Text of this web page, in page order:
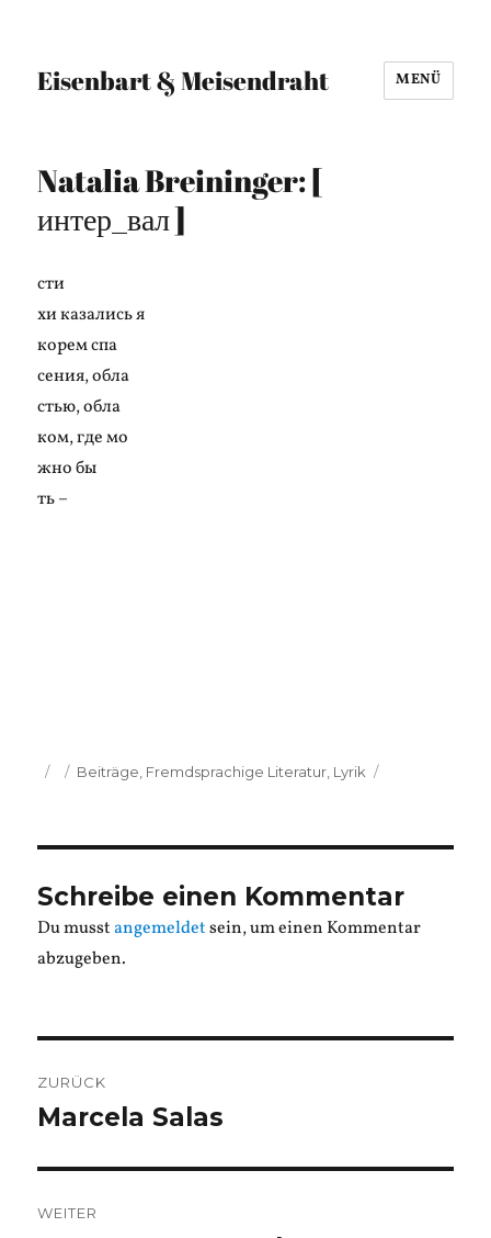
Eisenbart & Meisendraht MENÜ
Natalia Breininger: [
интер_вал ]
cти
хи казались я
корем спа
сения, обла
стью, обла
ком, где мо
жно бы
ть –
Veröffentlicht
Kategorien
Beiträge Fremdsprachige Literatur Lyrik
Schreibe einen Kommentar
Du musstangemeldetsein, um einen Kommentar
abzugeben.
ZURÜCK
Vorheriger
Marcela Salas
WEITER